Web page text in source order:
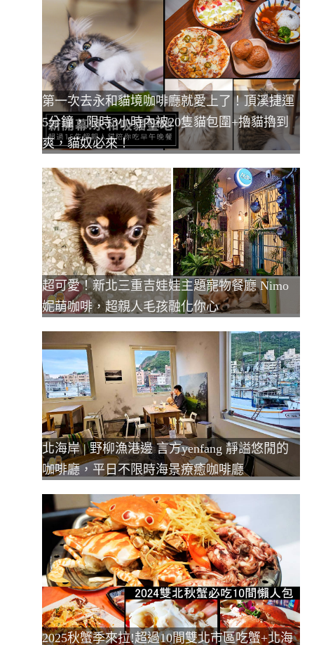
第一次去永和貓境咖啡廳就愛上了！頂溪捷運
5分鐘，限時3小時內被20隻貓包圍+擼貓擼到
爽，貓奴必來！
超可愛！新北三重吉娃娃主題寵物餐廳 Nimo
妮萌咖啡，超親人毛孩融化你心
北海岸 | 野柳漁港邊 言方yenfang 靜謚悠閒的
咖啡廳，平日不限時海景療癒咖啡廳
2025秋蟹季來拉!超過10間雙北市區吃蟹+北海